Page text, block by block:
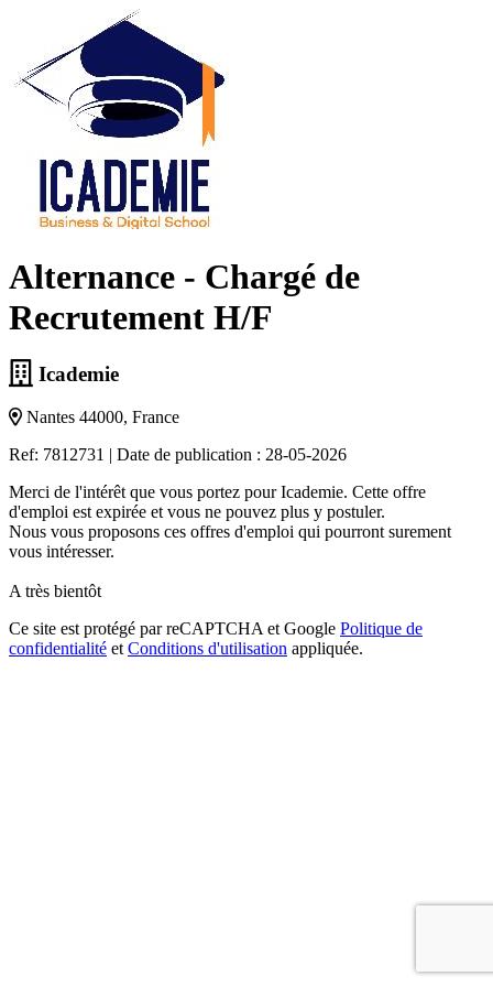
Alternance - Chargé de
Recrutement H/F
Icademie
Nantes 44000, France
Ref: 7812731 | Date de publication : 28-05-2026
Merci de l'intérêt que vous portez pour Icademie. Cette offre
d'emploi est expirée et vous ne pouvez plus y postuler.
Nous vous proposons ces offres d'emploi qui pourront surement
vous intéresser.
A très bientôt
Ce site est protégé par reCAPTCHA et Google Politique de
confidentialité et Conditions d'utilisation appliquée.